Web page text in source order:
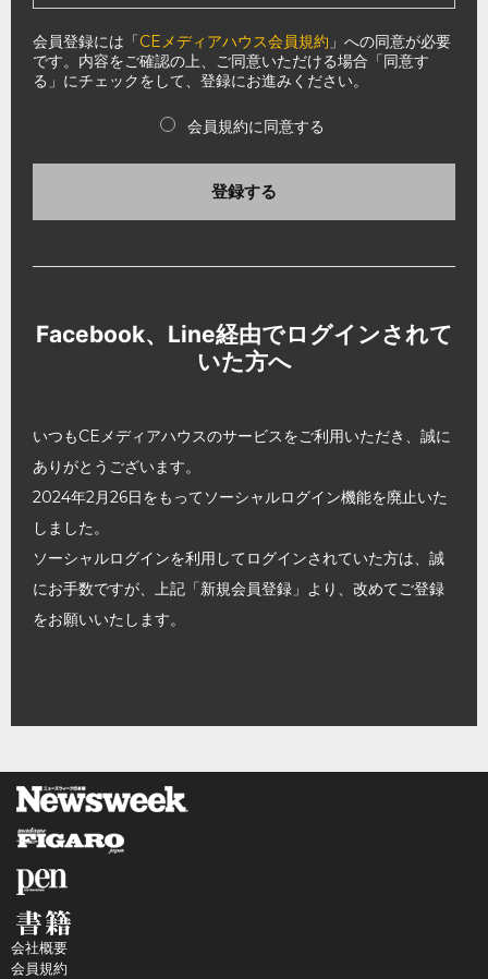
会員登録には「CEメディアハウス会員規約 」への同意が必要
です。内容をご確認の上、ご同意いただける場合「同意す
る」にチェックをして、登録にお進みください。
会員規約に同意する
登録する
Facebook、Line経由でログインされて
いた方へ
いつもCEメディアハウスのサービスをご利用いただき、誠に
ありがとうございます。
2024年2月26日をもってソーシャルログイン機能を廃止いた
しました。
ソーシャルログインを利用してログインされていた方は、誠
にお手数ですが、上記「新規会員登録」より、改めてご登録
をお願いいたします。
会社概要
会員規約